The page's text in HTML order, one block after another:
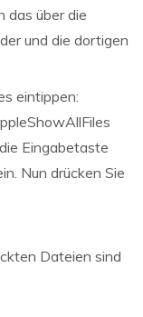
das über die
und die dortigen
eintippen:
Eingabetaste
Nun drücken Sie
Dateien sind